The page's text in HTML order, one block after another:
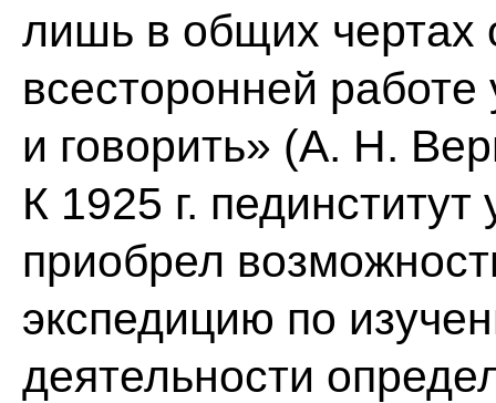
лишь в общих чертах
всесторонней работе
и говорить» (А. Н.
К 1925 г.
приобрел
экспедицию по
деятельности